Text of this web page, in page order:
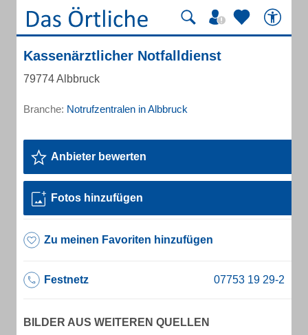
Kassenärztlicher Notfalldienst
79774 Albbruck
Branche: Notrufzentralen in Albbruck
Anbieter bewerten
Fotos hinzufügen
Zu meinen Favoriten hinzufügen
Festnetz
BILDER AUS WEITEREN QUELLEN